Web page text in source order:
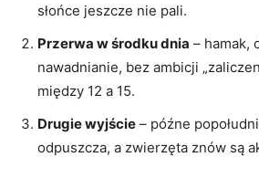
słońce jeszcze nie pali.
Przerwa w środku dnia – hamak,
nawadnianie, bez ambicji
między 12 a 15.
Drugie wyjście – późne
odpuszcza, a zwierzęta znów są